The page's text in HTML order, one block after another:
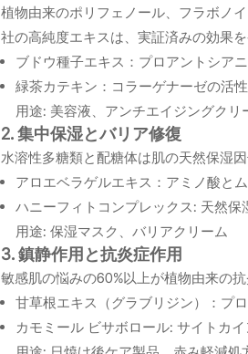
植物由来のポリフェノール、フラボノ
社の高純度エキスは、実証済みの効果を
ブドウ種子エキス：プロアントシア
緑茶カテキン：コラーゲナーゼの活
用途: 美容液、アンチエイジングクリ
2. 集中保湿とバリア修復
水溶性多糖類と配糖体は肌の天然保湿因
アロエベラゲルエキス：アミノ酸と
ハニーフィトコンプレックス: 天然保
用途: 保湿マスク、バリアクリーム
3. 鎮静作用と抗炎症作用
敏感肌の悩みの60%以上が植物由来の抗
甘草根エキス（グラブリジン）：プ
カモミール ビサボロール: サイトカ